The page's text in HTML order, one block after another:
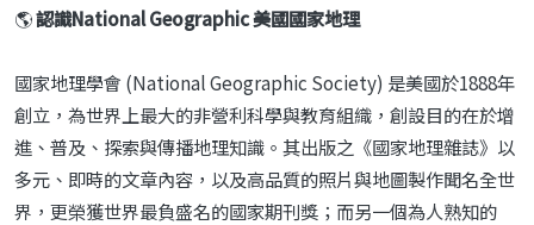
🌎認識National Geographic 美國國家地理
國家地理學會 (National Geographic Society) 是美國於1888年
創立，為世界上最大的非營利科學與教育組織，創設目的在於增
進、普及、探索與傳播地理知識。其出版之《國家地理雜誌》以
多元、即時的文章內容，以及高品質的照片與地圖製作聞名全世
界，更榮獲世界最負盛名的國家期刊獎；而另一個為人熟知的